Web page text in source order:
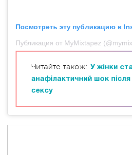
Посмотреть эту публикацию в
Публикация от MyMixtapez
Читайте також: У жінки
анафілактичний шок
сексу